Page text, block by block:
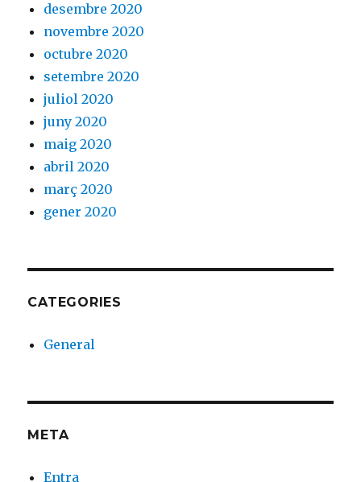
desembre 2020
novembre 2020
octubre 2020
setembre 2020
juliol 2020
juny 2020
maig 2020
abril 2020
març 2020
gener 2020
CATEGORIES
General
META
Entra